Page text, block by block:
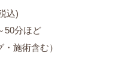
込)
50分ほど
施術含む）